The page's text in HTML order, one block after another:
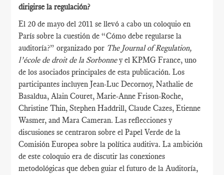
dirigirse la regulación?
El 20 de mayo del 2011 se llevó a cabo un coloquio en
París sobre la cuestión de “Cómo debe regularse la
auditoría?” organizado por The Journal of Regulation,
l’école de droit de la Sorbonney el KPMG France, uno
de los asociados principales de esta publicación. Los
participantes incluyen Jean-Luc Decornoy, Nathalie de
Basaldua, Alain Couret, Marie-Anne Frison-Roche,
Christine Thin, Stephen Haddrill, Claude Cazes, Etienne
Wasmer, and Mara Cameran. Las reflecciones y
discusiones se centraron sobre el Papel Verde de la
Comisión Europea sobre la política auditiva. La ambición
de este coloquio era de discutir las conexiones
metodológicas que deben guiar el futuro de la Auditoría,